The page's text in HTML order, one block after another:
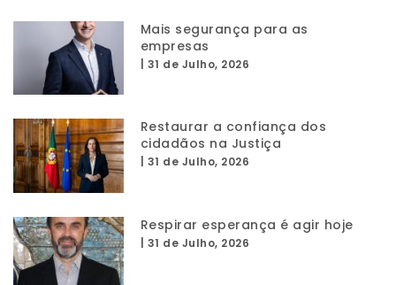
Mais segurança para as
empresas
31 de Julho, 2026
Restaurar a confiança dos
cidadãos na Justiça
31 de Julho, 2026
Respirar esperança é agir hoje
31 de Julho, 2026